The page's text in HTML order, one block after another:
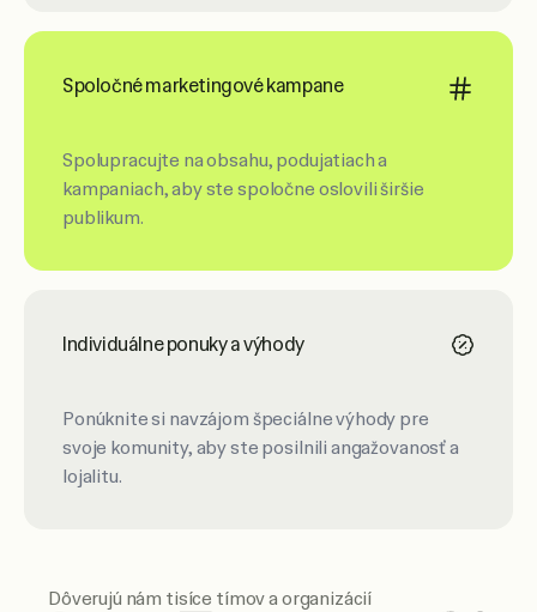
Spoločné marketingové kampane
Spolupracujte na obsahu, podujatiach a
kampaniach, aby ste spoločne oslovili širšie
publikum.
Individuálne ponuky a výhody
Ponúknite si navzájom špeciálne výhody pre
svoje komunity, aby ste posilnili angažovanosť a
lojalitu.
Dôverujú nám tisíce tímov a organizácií